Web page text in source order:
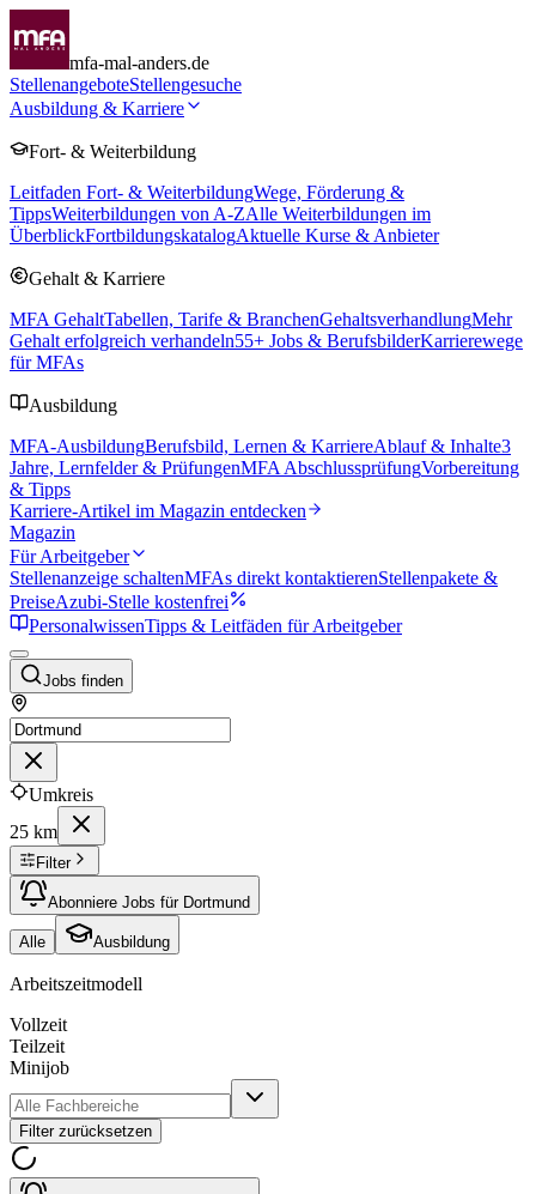
mfa-mal-anders.de
StellenangeboteStellengesuche
Ausbildung & Karriere
Fort- & Weiterbildung
Leitfaden Fort- & WeiterbildungWege, Förderung &
TippsWeiterbildungen von A-ZAlle Weiterbildungen im
ÜberblickFortbildungskatalogAktuelle Kurse & Anbieter
Gehalt & Karriere
MFA GehaltTabellen, Tarife & BranchenGehaltsverhandlungMehr
Gehalt erfolgreich verhandeln55+ Jobs & BerufsbilderKarrierewege
für MFAs
Ausbildung
MFA-AusbildungBerufsbild, Lernen & KarriereAblauf & Inhalte3
Jahre, Lernfelder & PrüfungenMFA AbschlussprüfungVorbereitung
& Tipps
Karriere-Artikel im Magazin entdecken
Magazin
Für Arbeitgeber
Stellenanzeige schaltenMFAs direkt kontaktierenStellenpakete &
PreiseAzubi-Stelle kostenfrei
PersonalwissenTipps & Leitfäden für Arbeitgeber
Jobs finden
Umkreis
25 km
Filter
Abonniere Jobs für Dortmund
Alle Ausbildung
Arbeitszeitmodell
Vollzeit
Teilzeit
Minijob
Filter zurücksetzen